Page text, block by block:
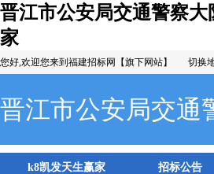
晋江市公安局交通警察
家
您好,欢迎您来到福建招标网【旗下网站】 切换
晋江市公安局交通
k8凯发天生赢家 招标公告